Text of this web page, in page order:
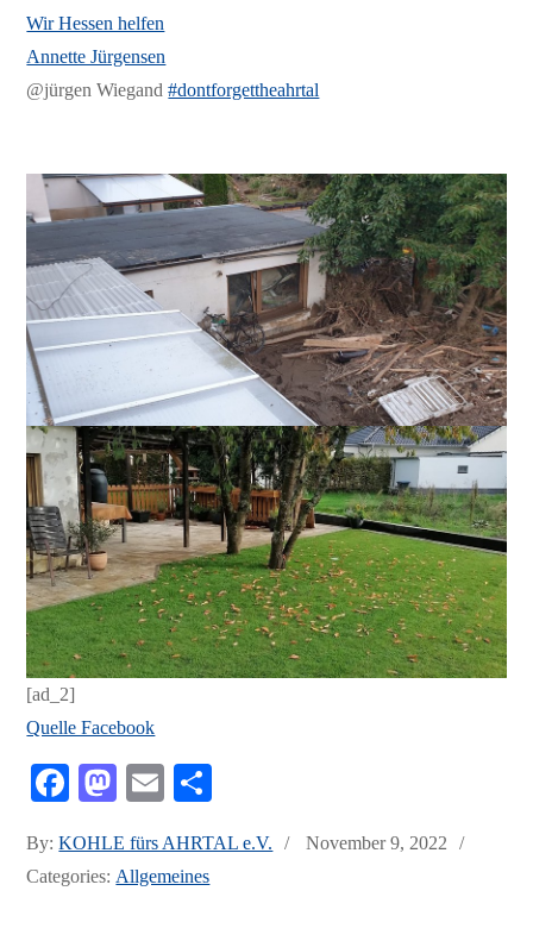
Wir Hessen helfen
Annette Jürgensen
@jürgen Wiegand#dontforgettheahrtal
[ad_2]
Quelle Facebook
Fa
bo
ok
M
to
do
E
ail n
By:KOHLE fürs AHRTAL e.V.
Posted
November 9, 2022
Categories: Allgemeines